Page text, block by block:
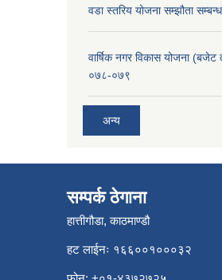
वडा स्तरिय योजना सम्झौता
वार्षिक नगर विकास योजना
०७८-०७९
अन्य
सम्पर्क ठेगाना
हात्तीगौडा, काठमाण्डौ
हट लाईनः १६६००१०००३२